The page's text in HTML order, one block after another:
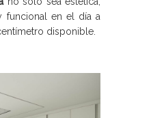
funcional en el día a
disponible.